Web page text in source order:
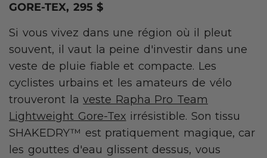
GORE-TEX, 295 $
Si vous vivez dans une région où il pleut
souvent, il vaut la peine d'investir dans une
veste de pluie fiable et compacte. Les
cyclistes urbains et les amateurs de vélo
trouveront laveste Rapha Pro Team
Lightweight Gore-Tex irrésistible. Son tissu
SHAKEDRY™ est pratiquement magique, car
les gouttes d'eau glissent dessus, vous